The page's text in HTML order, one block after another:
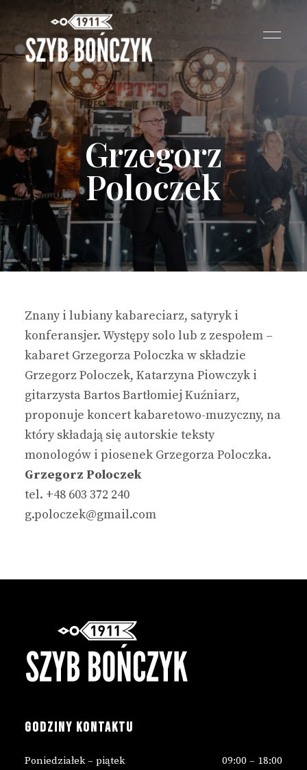
Grzegorz
Poloczek
Znany i lubiany kabareciarz, satyryk i
konferansjer. Występy solo lub z zespołem –
kabaret Grzegorza Poloczka w składzie
Grzegorz Poloczek, Katarzyna Piowczyk i
gitarzysta Bartos Bartłomiej Kuźniarz,
proponuje koncert kabaretowo-muzyczny, na
który składają się autorskie teksty
monologów i piosenek Grzegorza Poloczka.
Grzegorz Poloczek
tel. +48 603 372 240
g.poloczek@gmail.com
GODZINY KONTAKTU
Poniedziałek – piątek 09:00 – 18:00